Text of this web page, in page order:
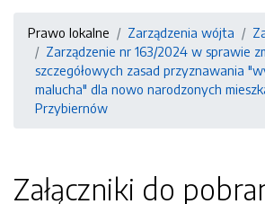
Prawo lokalne Zarządzenia wójta
Zarządzenie nr 163/2024 w sprawie
szczegółowych zasad przyznawania
malucha" dla nowo narodzonych
Przybiernów
Załączniki do